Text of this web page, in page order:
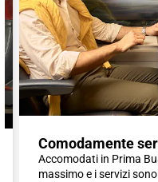
Comodamente
Accomodati in Prima
massimo e i servizi